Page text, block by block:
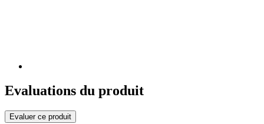
Evaluations du produit
Evaluer ce produit